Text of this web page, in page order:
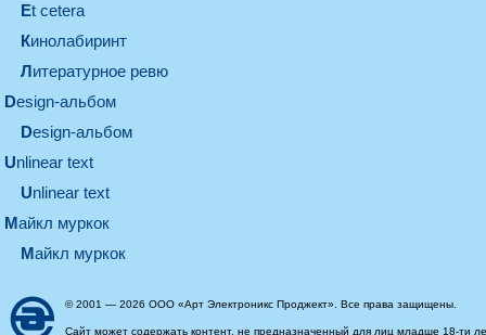
et cetera
кинолабиринт
литературное ревю
design-альбом
design-альбом
unlinear text
Unlinear text
майкл муркок
майкл муркок
© 2001 — 2026 ООО «Арт Электроникс Проджект». Все права защищены.
Сайт может содержать контент, не предназначенный для лиц младше 18-ти